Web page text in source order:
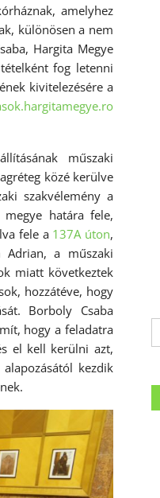
amelyhez
különösen a nem
Hargita Megye
fog letenni
kivitelezésére a
műszaki
közé kerülve
szakvélemény a
határa fele,
fele a 137A úton,
Adrian, a műszaki
miatt következtek
hozzátéve, hogy
Borboly Csaba
hogy a feladatra
el kell kerülni azt,
kezdik